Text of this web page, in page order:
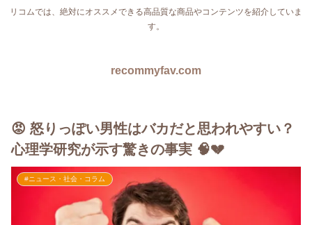
リコムでは、絶対にオススメできる高品質な商品やコンテンツを紹介していま
す。
recommyfav.com
😡 怒りっぽい男性はバカだと思われやすい？
心理学研究が示す驚きの事実 🧠💔
#ニュース・社会・コラム